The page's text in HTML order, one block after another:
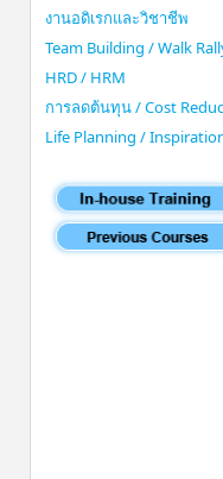
งานอดิเรกและวิชาชีพ
Team Building / Walk
HRD / HRM
การลดต้นทุน / Cost
Life Planning /